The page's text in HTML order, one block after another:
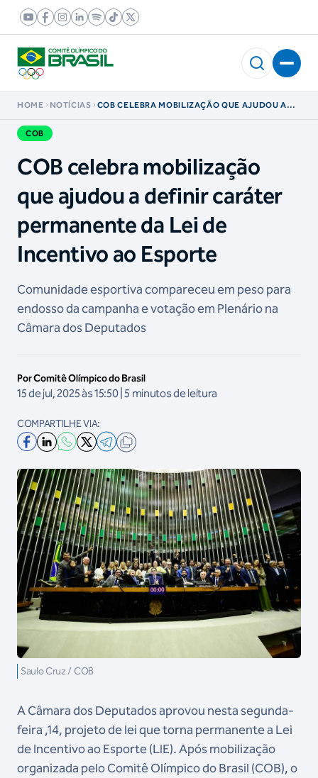
HOME NOTÍCIAS
COB CELEBRA MOBILIZAÇÃO QUE AJUDOU A
COB
COB celebra mobilização
que ajudou a definir caráter
permanente da Lei de
Incentivo ao Esporte
Comunidade esportiva compareceu em peso para
endosso da campanha e votação em Plenário na
Câmara dos Deputados
Por Comitê Olímpico do Brasil
15 de jul, 2025 às 15:50 | 5 minutos de leitura
COMPARTILHE VIA:
Saulo Cruz / COB
A Câmara dos Deputados aprovou nesta segunda-
feira ,14, projeto de lei que torna permanente a Lei
de Incentivo ao Esporte (LIE). Após mobilização
organizada pelo Comitê Olímpico do Brasil (COB), o